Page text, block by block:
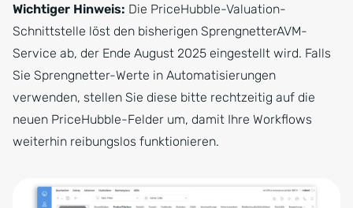
Wichtiger Hinweis: Die PriceHubble-Valuation-
Schnittstelle löst den bisherigen SprengnetterAVM-
Service ab, der Ende August 2025 eingestellt wird. Falls
Sie Sprengnetter-Werte in Automatisierungen
verwenden, stellen Sie diese bitte rechtzeitig auf die
neuen PriceHubble-Felder um, damit Ihre Workflows
weiterhin reibungslos funktionieren.